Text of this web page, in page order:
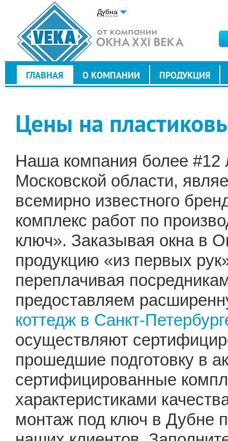
Дубна
ГЛАВНАЯ О КОМПАНИИ ПРОДУКЦИЯ
Цены на
Наша компания более #12
Московской области,
всемирно известного
комплекс работ по
ключ». Заказывая окна в
продукцию «из первых
переплачивая
предоставляем
коттедж в Санкт-
осуществляют
прошедшие подготовку в
сертифицированные
характеристиками
монтаж под ключ в Дубне